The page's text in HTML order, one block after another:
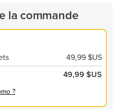
la commande
49,99 $US
49,99 $US
?